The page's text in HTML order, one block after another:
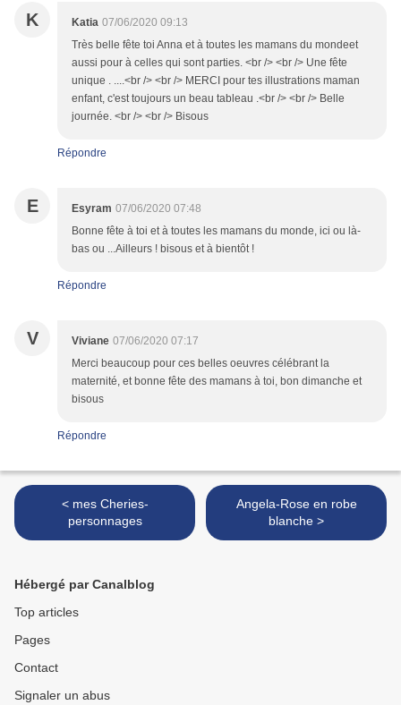
K Katia 07/06/2020 09:13
Très belle fête toi Anna et à toutes les mamans du mondeet
aussi pour à celles qui sont parties. <br /> <br /> Une fête
unique . ....<br /> <br /> MERCI pour tes illustrations maman
enfant, c'est toujours un beau tableau .<br /> <br /> Belle
journée. <br /> <br /> Bisous
Répondre
E Esyram 07/06/2020 07:48
Bonne fête à toi et à toutes les mamans du monde, ici ou là-
bas ou ...Ailleurs ! bisous et à bientôt !
Répondre
V Viviane 07/06/2020 07:17
Merci beaucoup pour ces belles oeuvres célébrant la
maternité, et bonne fête des mamans à toi, bon dimanche et
bisous
Répondre
< mes Cheries-
personnages
Angela-Rose en robe
blanche >
Hébergé par Canalblog
Top articles
Pages
Contact
Signaler un abus